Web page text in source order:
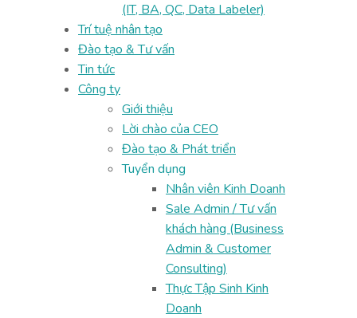
(IT, BA, QC, Data Labeler)
Trí tuệ nhân tạo
Đào tạo & Tư vấn
Tin tức
Công ty
Giới thiệu
Lời chào của CEO
Đào tạo & Phát triển
Tuyển dụng
Nhân viên Kinh Doanh
Sale Admin / Tư vấn
khách hàng (Business
Admin & Customer
Consulting)
Thực Tập Sinh Kinh
Doanh